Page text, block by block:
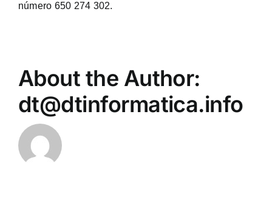
número 650 274 302.
About the Author:
dt@dtinformatica.info